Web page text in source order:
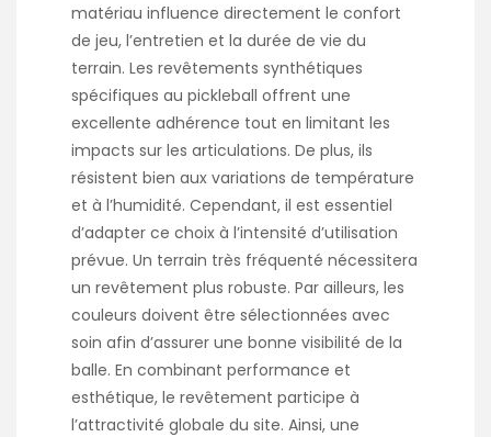
matériau influence directement le confort
de jeu, l’entretien et la durée de vie du
terrain. Les revêtements synthétiques
spécifiques au pickleball offrent une
excellente adhérence tout en limitant les
impacts sur les articulations. De plus, ils
résistent bien aux variations de température
et à l’humidité. Cependant, il est essentiel
d’adapter ce choix à l’intensité d’utilisation
prévue. Un terrain très fréquenté nécessitera
un revêtement plus robuste. Par ailleurs, les
couleurs doivent être sélectionnées avec
soin afin d’assurer une bonne visibilité de la
balle. En combinant performance et
esthétique, le revêtement participe à
l’attractivité globale du site. Ainsi, une